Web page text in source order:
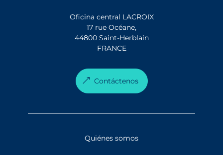
Oficina central LACROIX
17 rue Océane,
44800 Saint-Herblain
FRANCE
Contáctenos
Quiénes somos